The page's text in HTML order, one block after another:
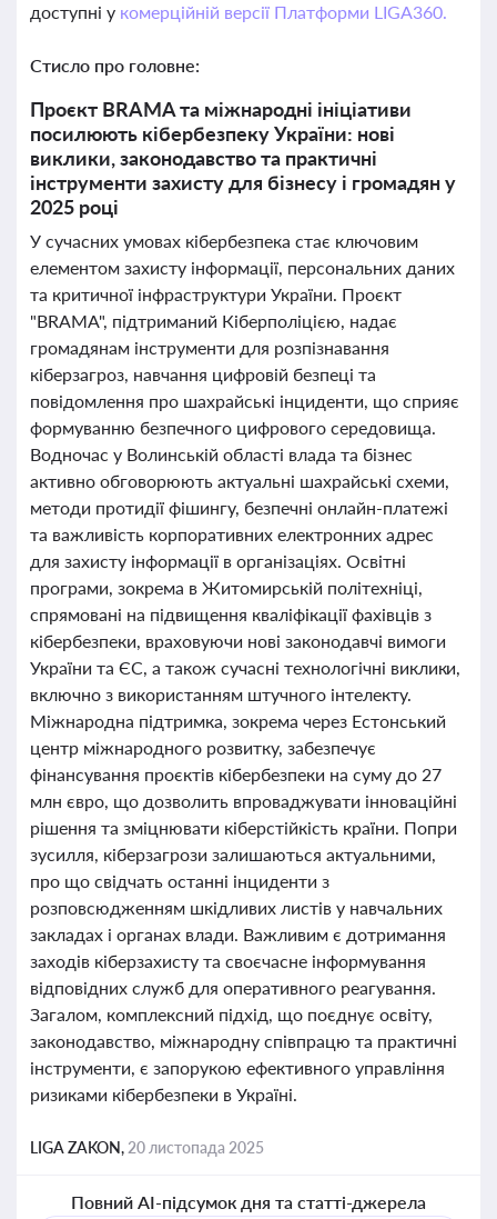
доступні у комерційній версії Платформи LIGA360.
Стисло про головне:
Проєкт BRAMA та міжнародні ініціативи
посилюють кібербезпеку України: нові
виклики, законодавство та практичні
інструменти захисту для бізнесу і громадян у
2025 році
У сучасних умовах кібербезпека стає ключовим
елементом захисту інформації, персональних даних
та критичної інфраструктури України. Проєкт
"BRAMA", підтриманий Кіберполіцією, надає
громадянам інструменти для розпізнавання
кіберзагроз, навчання цифровій безпеці та
повідомлення про шахрайські інциденти, що сприяє
формуванню безпечного цифрового середовища.
Водночас у Волинській області влада та бізнес
активно обговорюють актуальні шахрайські схеми,
методи протидії фішингу, безпечні онлайн-платежі
та важливість корпоративних електронних адрес
для захисту інформації в організаціях. Освітні
програми, зокрема в Житомирській політехніці,
спрямовані на підвищення кваліфікації фахівців з
кібербезпеки, враховуючи нові законодавчі вимоги
України та ЄС, а також сучасні технологічні виклики,
включно з використанням штучного інтелекту.
Міжнародна підтримка, зокрема через Естонський
центр міжнародного розвитку, забезпечує
фінансування проєктів кібербезпеки на суму до 27
млн євро, що дозволить впроваджувати інноваційні
рішення та зміцнювати кіберстійкість країни. Попри
зусилля, кіберзагрози залишаються актуальними,
про що свідчать останні інциденти з
розповсюдженням шкідливих листів у навчальних
закладах і органах влади. Важливим є дотримання
заходів кіберзахисту та своєчасне інформування
відповідних служб для оперативного реагування.
Загалом, комплексний підхід, що поєднує освіту,
законодавство, міжнародну співпрацю та практичні
інструменти, є запорукою ефективного управління
ризиками кібербезпеки в Україні.
LIGA ZAKON, 20 листопада 2025
Повний AI-підсумок дня та статті-джерела